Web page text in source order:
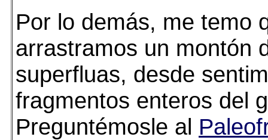
Por lo demás, me temo
arrastramos un montón
superfluas, desde
fragmentos enteros del
Preguntémosle al